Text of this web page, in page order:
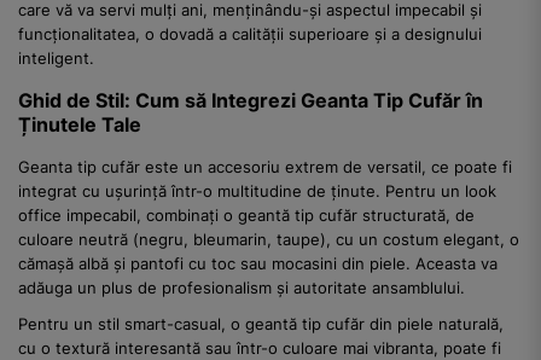
care vă va servi mulți ani, menținându-și aspectul impecabil și
funcționalitatea, o dovadă a calității superioare și a designului
inteligent.
Ghid de Stil: Cum să Integrezi Geanta Tip Cufăr în
Ținutele Tale
Geanta tip cufăr este un accesoriu extrem de versatil, ce poate fi
integrat cu ușurință într-o multitudine de ținute. Pentru un look
office impecabil, combinați o geantă tip cufăr structurată, de
culoare neutră (negru, bleumarin, taupe), cu un costum elegant, o
cămașă albă și pantofi cu toc sau mocasini din piele. Aceasta va
adăuga un plus de profesionalism și autoritate ansamblului.
Pentru un stil smart-casual, o geantă tip cufăr din piele naturală,
cu o textură interesantă sau într-o culoare mai vibranta, poate fi